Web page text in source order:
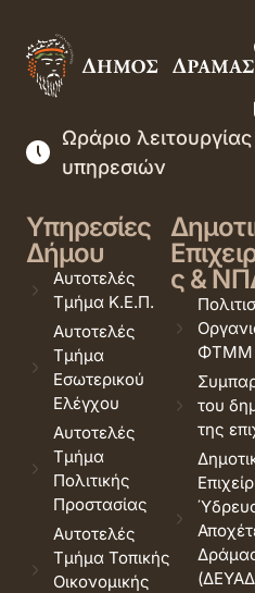
Ωράριο
υπηρεσιών
Υπηρεσίες
Δήμου
Αυτοτελές
Τμήμα Κ.Ε.Π.
Αυτοτελές
Τμήμα
Εσωτερικού
Ελέγχου
Αυτοτελές
Τμήμα
Πολιτικής
Προστασίας
Αυτοτελές
Τμήμα Τοπικής
Οικονομικής
ς &
ΦΤΜΜ
του
της